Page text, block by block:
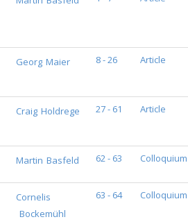
Georg Maier 8 - 26 Article
Craig Holdrege 27 - 61 Article
Martin Basfeld 62 - 63 Colloquium
Cornelis
Bockemühl
63 - 64 Colloquium